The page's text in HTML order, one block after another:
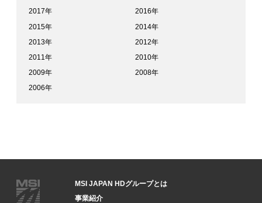
2017年
2016年
2015年
2014年
2013年
2012年
2011年
2010年
2009年
2008年
2006年
MSI JAPAN HDグループとは
事業紹介